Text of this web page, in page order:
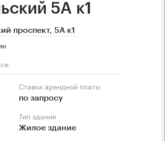
5А к1
проспект, 5А к1
Ставка арендной платы
по запросу
Тип здания
Жилое здание